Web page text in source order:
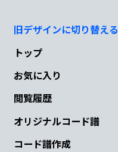
旧デザインに切り替える
トップ
お気に入り
閲覧履歴
オリジナルコード譜
コード譜作成